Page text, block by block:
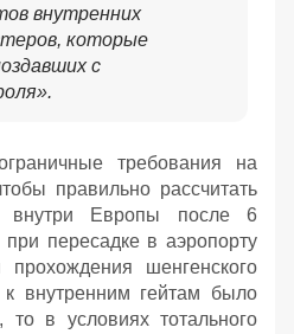
внутренних
которые
с
требования на
правильно рассчитать
внутри Европы после 6
пересадке в аэропорту
шенгенского
внутренним гейтам было
то в условиях тотального